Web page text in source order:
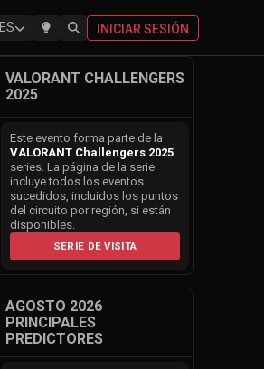
ES INICIAR SESIÓN
VALORANT CHALLENGERS
2025
Este evento forma parte de la
VALORANT Challengers 2025
series. La página de la serie
incluye todos los eventos
sucedidos, incluidos los puntos
del circuito por región, si están
disponibles.
SERIE DE VISITA
AGOSTO 2026
PRINCIPALES
PREDICTORES